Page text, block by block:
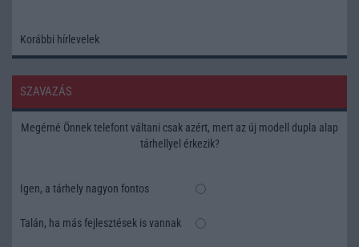
Korábbi hírlevelek
SZAVAZÁS
Megérné Önnek telefont váltani csak azért, mert az új modell dupla alap
tárhellyel érkezik?
Igen, a tárhely nagyon fontos
Talán, ha más fejlesztések is vannak